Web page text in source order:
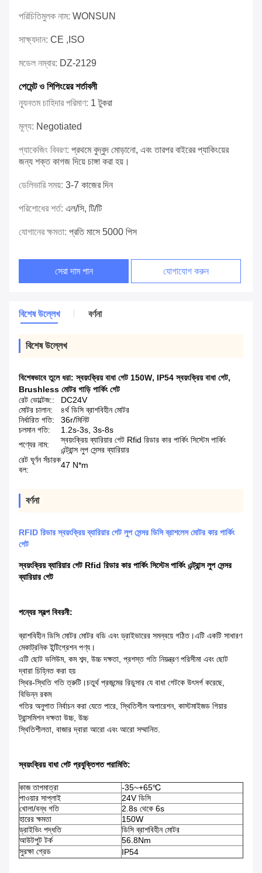
পরিচিতিমুলক নাম: WONSUN
সাক্ষ্যদান: CE ,ISO
মডেল নম্বার: DZ-2129
পেমেন্ট ও শিপিংয়ের শর্তাবলী
ন্যূনতম চাহিদার পরিমাণ: 1 টুকরা
মূল্য: Negotiated
প্যাকেজিং বিবরণ: প্রথমে বুদ্বুদ মোড়ানো, এবং তারপর বাইরের প্যাকিংয়ের
জন্য শক্ত কাগজ দিয়ে চাঙ্গা করা হয়।
ডেলিভারি সময়: 3-7 কাজের দিন
পরিশোধের শর্ত: এল/সি, টি/টি
যোগানের ক্ষমতা: প্রতি মাসে 5000 পিস
সেরা দাম পান যোগাযোগ করুন
বিশেষ উল্লেখ বর্ণনা
বিশেষ উল্লেখ
বিশেষভাবে তুলে ধরা:স্বয়ংক্রিয় বাধা গেট 150W, IP54 স্বয়ংক্রিয় বাধা গেট,
Brushless মোটর গাড়ি পার্কিং গেট
রেট ভোল্টেজ::
DC24V
মোটর চালান:
৪র্থ ডিসি ব্রাশবিহীন মোটর
নির্ধারিত গতি:
36r/মিনিট
চলমান গতি:
1.2s-3s, 3s-8s
পণ্যের নাম:
স্বয়ংক্রিয় ব্যারিয়ার গেট Rfid রিডার কার পার্কিং সিস্টেম পার্কিং
এন্ট্রান্স লুপ সেন্সর ব্যারিয়ার
রেট ঘূর্ণন সঁচারক
বল:
47 N*m
বর্ণনা
RFID রিডার স্বয়ংক্রিয় ব্যারিয়ার গেট লুপ সেন্সর ডিসি ব্রাশলেস মোটর কার পার্কিং
গেট
স্বয়ংক্রিয় ব্যারিয়ার গেট Rfid রিডার কার পার্কিং সিস্টেম পার্কিং এন্ট্রান্স লুপ সেন্সর
ব্যারিয়ার গেট
পন্যের স্বল্প বিবরনী:
ব্রাশবিহীন ডিসি মোটর মোটর বডি এবং ড্রাইভারের সমন্বয়ে গঠিত।এটি একটি সাধারণ
মেকাট্রনিক ইন্টিগ্রেশন পণ্য।
এটি ছোট ভলিউম, কম শব্দ, উচ্চ দক্ষতা, প্রশস্ত গতি নিয়ন্ত্রণ পরিসীমা এবং ছোট
দ্বারা চিহ্নিত করা হয়
স্থির-স্থিতি গতি ত্রুটি।চতুর্থ প্রজন্মের রিডুসার যে বাধা গেটকে উৎসর্গ করেছে,
বিভিন্ন রকম
গতির অনুপাত নির্বাচন করা যেতে পারে, স্থিতিশীল অপারেশন, কাস্টমাইজড গিয়ার
ট্রান্সমিশন দক্ষতা উচ্চ, উচ্চ
স্থিতিশীলতা, বাজার দ্বারা আরো এবং আরো সম্মানিত.
স্বয়ংক্রিয় বাধা গেট প্রযুক্তিগত পরামিতি:
কাজ তাপমাত্রা
-35~+65℃
পাওয়ার সাপ্লাই
24V ডিসি
খোলা/বন্ধ গতি
2.8s থেকে 6s
হারের ক্ষমতা
150W
ড্রাইভিং পদ্ধতি
ডিসি ব্রাশবিহীন মোটর
আউটপুট টর্ক
56.8Nm
সুরক্ষা গ্রেড
IP54